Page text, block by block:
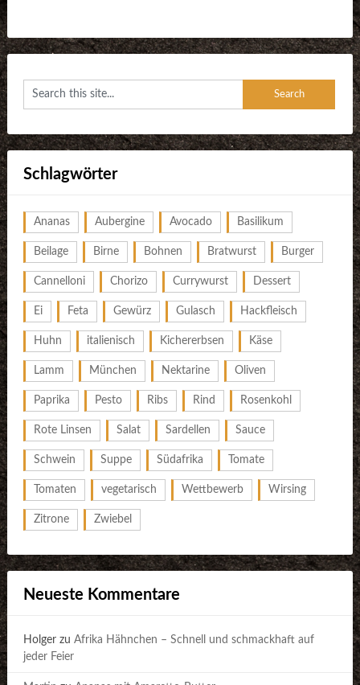
Schlagwörter
Ananas Aubergine Avocado Basilikum
Beilage Birne Bohnen Bratwurst Burger
Cannelloni Chorizo Currywurst Dessert
Ei Feta Gewürz Gulasch Hackfleisch
Huhn italienisch Kichererbsen Käse
Lamm München Nektarine Oliven
Paprika Pesto Ribs Rind Rosenkohl
Rote Linsen Salat Sardellen Sauce
Schwein Suppe Südafrika Tomate
Tomaten vegetarisch Wettbewerb Wirsing
Zitrone Zwiebel
Neueste Kommentare
Holgerzu Afrika Hähnchen – Schnell und schmackhaft auf
jeder Feier